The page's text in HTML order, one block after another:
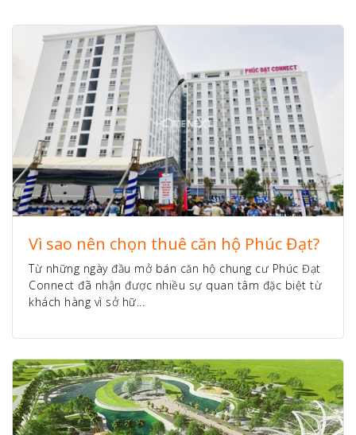
Vì sao nên chọn thuê căn hộ Phúc Đạt?
Từ những ngày đầu mở bán căn hộ chung cư Phúc Đạt
Connect đã nhận được nhiều sự quan tâm đặc biệt từ
khách hàng vì sở hữ...